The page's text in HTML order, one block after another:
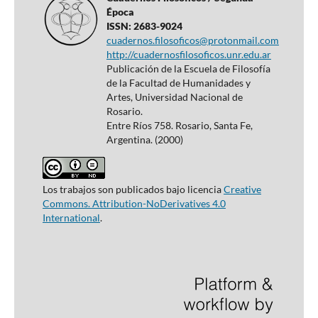
Época
ISSN: 2683-9024
cuadernos.filosoficos@protonmail.com
http://cuadernosfilosoficos.unr.edu.ar
Publicación de la Escuela de Filosofía
de la Facultad de Humanidades y
Artes, Universidad Nacional de
Rosario.
Entre Ríos 758. Rosario, Santa Fe,
Argentina. (2000)
Los trabajos son publicados bajo licenciaCreative
Commons. Attribution-NoDerivatives 4.0
International.